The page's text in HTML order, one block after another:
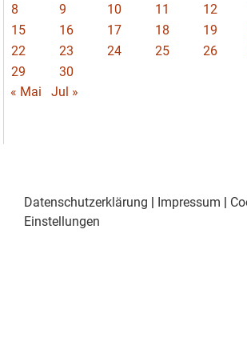
8
9 10 11 12
15
16 17 18 19
22
23 24 25 26
29
30
« Mai
Jul »
Datenschutzerklärung | Impressum |
Einstellungen